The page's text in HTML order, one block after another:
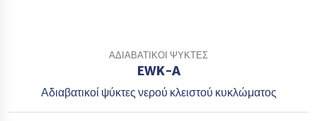
ΑΔΙΑΒΑΤΙΚΟΊ ΨΎΚΤΕΣ
EWK-A
Αδιαβατικοί ψύκτες νερού κλειστού κυκλώματος